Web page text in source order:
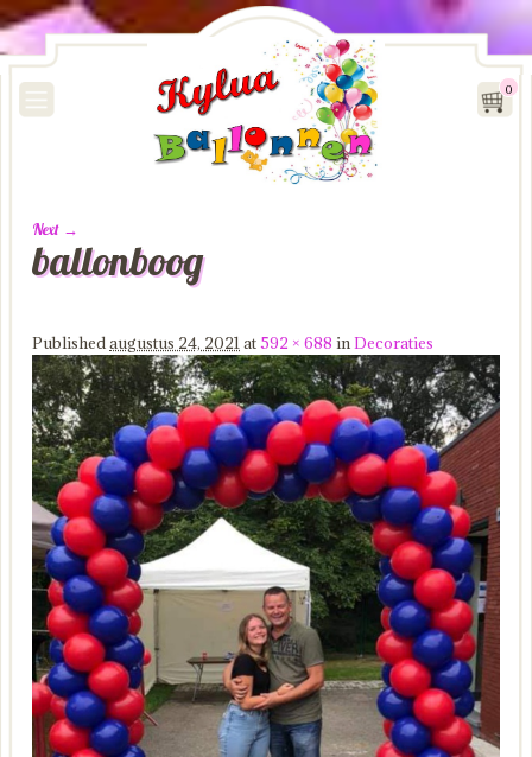
0
Image navigation
Next →
ballonboog
Publishedaugustus 24, 2021at592 × 688 inDecoraties